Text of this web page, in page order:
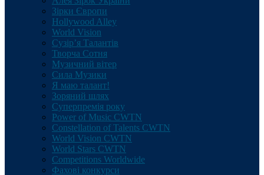
Зірки Європи
Hollywood Alley
World Vision
Сузір’я Талантів
Творча Сотня
Музичний вітер
Сила Музики
Я маю талант!
Зоряний шлях
Суперпремія року
Power of Music CWTN
Constellation of Talents CWTN
World Vision CWTN
World Stars CWTN
Competitions Worldwide
Фахові конкурси